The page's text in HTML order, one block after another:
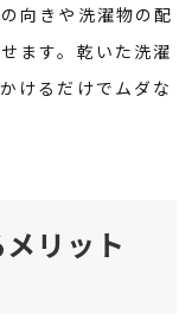
向きや洗濯物の配
ます。乾いた洗濯
けるだけでムダな
リット